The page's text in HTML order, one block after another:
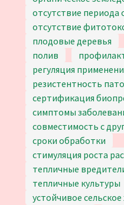
отсутствие периода
отсутствие
плодовые деревья
полив
регуляция
резистентность
сертификация
симптомы
совместимость с
сроки обработки
стимуляция роста
тепличные
тепличные культуры
устойчивое сельское